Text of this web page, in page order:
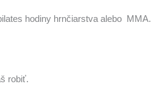
hodiny hrnčiarstva alebo MMA.
robiť.